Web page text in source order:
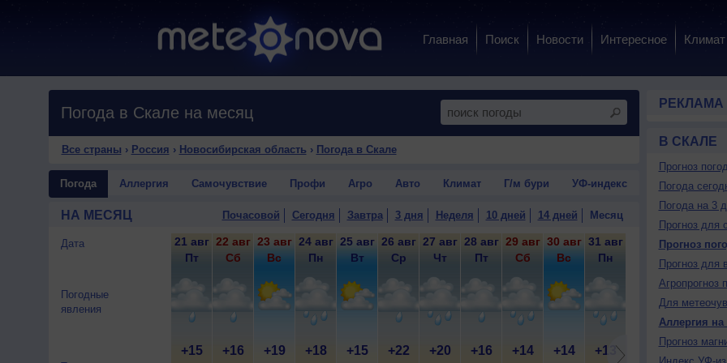
Главная Поиск Новости Интересное Климат
Погода в Скале на месяц
Все страны › Россия › Новосибирская область › Погода в Скале
Погода Аллергия Самочувствие Профи Агро Авто Климат Г/м бури УФ-индекс
НА МЕСЯЦ Почасовой Сегодня Завтра 3 дня Неделя 10 дней 14 дней Месяц
Дата
Погодные
явления
21 авг
Пт
+15
22 авг
Сб
+16
23 авг
Вс
+19
24 авг
Пн
+18
25 авг
Вт
+15
26 авг
Ср
+22
27 авг
Чт
+20
28 авг
Пт
+16
29 авг
Сб
+14
30 авг
Вс
+14
31 авг
Пн
+13
1 сен
2 сен
+12
3
РЕКЛАМА
В СКАЛЕ
Прогноз
Погода
Погода на 3
Прогноз для
Прогноз
Прогноз для
Агропрогноз
Для
Аллергия на
Прогноз